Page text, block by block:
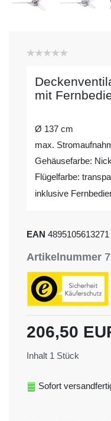
mit
Ø 137 cm
max.
Gehäusefarbe:
Flügelfarbe:
inklusive
EAN 4895105613271
Artikelnummer
206,50
Inhalt 1 Stück
Sofort